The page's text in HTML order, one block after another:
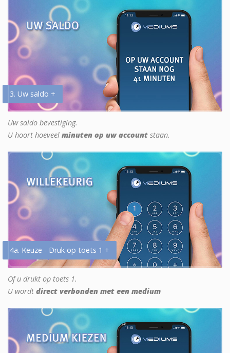
3. Uw saldo +
Uw saldo bevestiging.
U hoort hoeveel minuten op uw account staan.
4a. Keuze - Druk op toets 1 +
Of u drukt op toets 1.
U wordt direct verbonden met een medium